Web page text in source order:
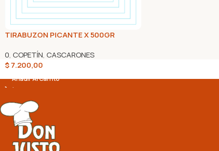
TIRABUZON PICANTE X 500GR
0, COPETÍN, CASCARONES
$7.200,00
Añadir Al Carrito